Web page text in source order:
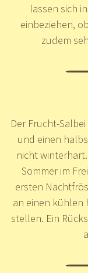
lassen sich
einbeziehen,
zudem
Der Frucht-
und einen
nicht
Sommer im
ersten
an einen kühlen
stellen. Ein